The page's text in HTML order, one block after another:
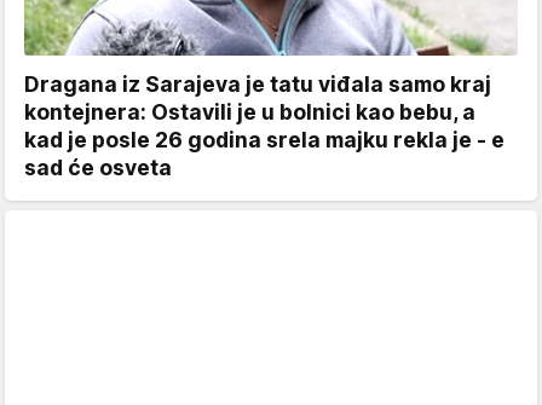
Dragana iz Sarajeva je tatu viđala samo kraj
kontejnera: Ostavili je u bolnici kao bebu, a
kad je posle 26 godina srela majku rekla je - e
sad će osveta